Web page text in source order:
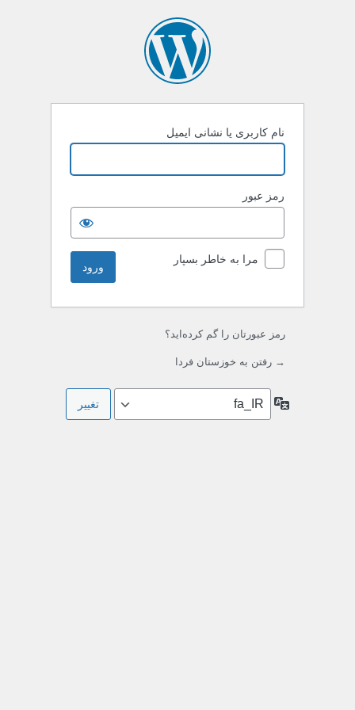
نام کاربری یا نشانی ایمیل
رمز عبور
مرا به خاطر بسپار
رمز عبورتان را گم کرده‌اید؟
→ رفتن به خوزستان فردا
زبان